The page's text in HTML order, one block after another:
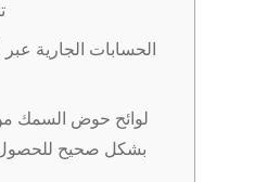
الحسابات الجارية عبر
لوائح حوض السمك
بشكل صحيح للحصول